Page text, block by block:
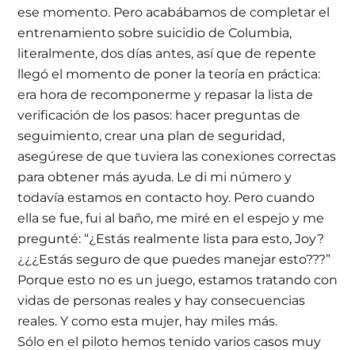
ese momento. Pero acabábamos de completar el
entrenamiento sobre suicidio de Columbia,
literalmente, dos días antes, así que de repente
llegó el momento de poner la teoría en práctica:
era hora de recomponerme y repasar la lista de
verificación de los pasos: hacer preguntas de
seguimiento, crear una plan de seguridad,
asegúrese de que tuviera las conexiones correctas
para obtener más ayuda. Le di mi número y
todavía estamos en contacto hoy. Pero cuando
ella se fue, fui al baño, me miré en el espejo y me
pregunté: “¿Estás realmente lista para esto, Joy?
¿¿¿Estás seguro de que puedes manejar esto???”
Porque esto no es un juego, estamos tratando con
vidas de personas reales y hay consecuencias
reales. Y como esta mujer, hay miles más.
Sólo en el piloto hemos tenido varios casos muy